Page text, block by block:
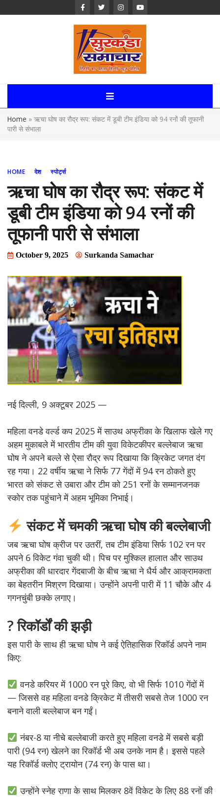
Surkanda
Samachar:
Uttarakhand,
News Portal
Home » ऋचा घोष का रौद्र रूप: संकट में डूबी टीम इंडिया को 94 रनों की तूफानी
पारी से संभाला
HOME देश स्पोर्ट्स
ऋचा घोष का रौद्र रूप: संकट में
डूबी टीम इंडिया को 94 रनों की
तूफानी पारी से संभाला
October 9, 2025 Surkanda Samachar
नई दिल्ली, 9 अक्टूबर 2025 —
महिला वनडे वर्ल्ड कप 2025 में साउथ अफ्रीका के खिलाफ खेले गए
अहम मुकाबले में भारतीय टीम की युवा विकेटकीपर बल्लेबाज ऋचा
घोष ने अपने बल्ले से ऐसा रौद्र रूप दिखाया कि क्रिकेट जगत दंग
रह गया। 22 वर्षीय ऋचा ने सिर्फ 77 गेंदों में 94 रन ठोकते हुए
भारत को संकट से उबारा और टीम को 251 रनों के सम्मानजनक
स्कोर तक पहुंचाने में अहम भूमिका निभाई।
संकट में चमकी ऋचा घोष की बल्लेबाजी
जब ऋचा घोष क्रीज पर उतरीं, तब टीम इंडिया सिर्फ 102 रन पर
अपने 6 विकेट गंवा चुकी थी। पिच पर मुश्किल हालात और साउथ
अफ्रीका की धारदार गेंदबाजी के बीच ऋचा ने धैर्य और आक्रामकता
का बेहतरीन मिश्रण दिखाया। उन्होंने अपनी पारी में 11 चौके और 4
गगनचुंबी छक्के लगाए।
? रिकॉर्डों की झड़ी
इस पारी के साथ ही ऋचा घोष ने कई ऐतिहासिक रिकॉर्ड अपने नाम
किए:
वनडे करियर में 1000 रन पूरे किए, वो भी सिर्फ 1010 गेंदों में
— जिससे वह महिला वनडे क्रिकेट में तीसरी सबसे तेज 1000 रन
बनाने वाली बल्लेबाज बन गईं।
नंबर-8 या नीचे बल्लेबाजी करते हुए महिला वनडे में सबसे बड़ी
पारी (94 रन) खेलने का रिकॉर्ड भी अब उनके नाम है। इससे पहले
यह रिकॉर्ड क्लोए ट्रायोन (74 रन) के पास था।
उन्होंने स्नेह राणा के साथ मिलकर 8वें विकेट के लिए 88 रनों की